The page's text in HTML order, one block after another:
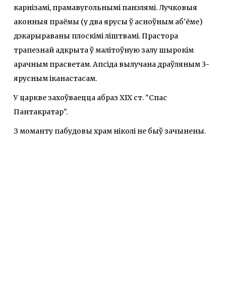
карнізамі, прамавугольнымі панэлямі. Лучковыя
аконныя праёмы (у два ярусы ў асноўным аб'ёме)
дэкарыраваны плоскімі ліштвамі. Прастора
трапезнай адкрыта ў малітоўную залу шырокім
арачным прасветам. Апсіда вылучана драўляным 3-
ярусным іканастасам.
У царкве захоўваецца абраз ХІХ ст. "Спас
Пантакратар".
З моманту пабудовы храм ніколі не быў зачынены.